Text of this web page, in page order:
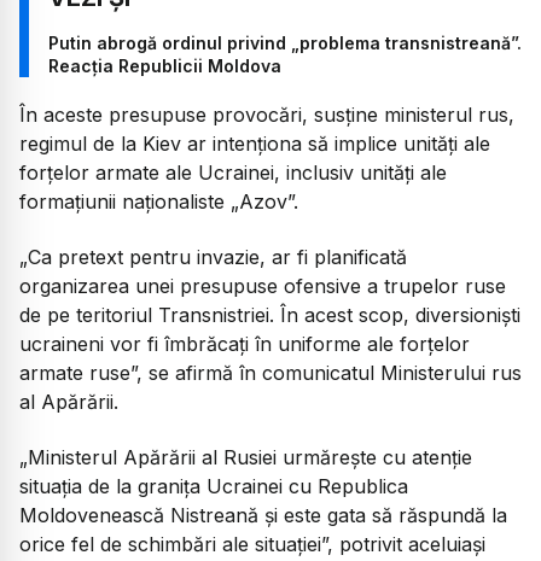
Putin abrogă ordinul privind „problema transnistreană”.
Reacția Republicii Moldova
În aceste presupuse provocări, susţine ministerul rus,
regimul de la Kiev ar intenţiona să implice unităţi ale
forţelor armate ale Ucrainei, inclusiv unităţi ale
formaţiunii naţionaliste „Azov”.
„Ca pretext pentru invazie, ar fi planificată
organizarea unei presupuse ofensive a trupelor ruse
de pe teritoriul Transnistriei. În acest scop, diversionişti
ucraineni vor fi îmbrăcaţi în uniforme ale forţelor
armate ruse”, se afirmă în comunicatul Ministerului rus
al Apărării.
„Ministerul Apărării al Rusiei urmăreşte cu atenţie
situaţia de la graniţa Ucrainei cu Republica
Moldovenească Nistreană şi este gata să răspundă la
orice fel de schimbări ale situaţiei”, potrivit aceluiaşi